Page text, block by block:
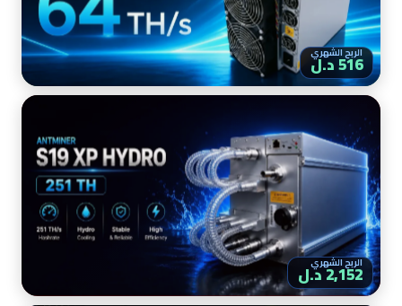
الربح الشهري
516 د.ل
الربح الشهري
2,152 د.ل